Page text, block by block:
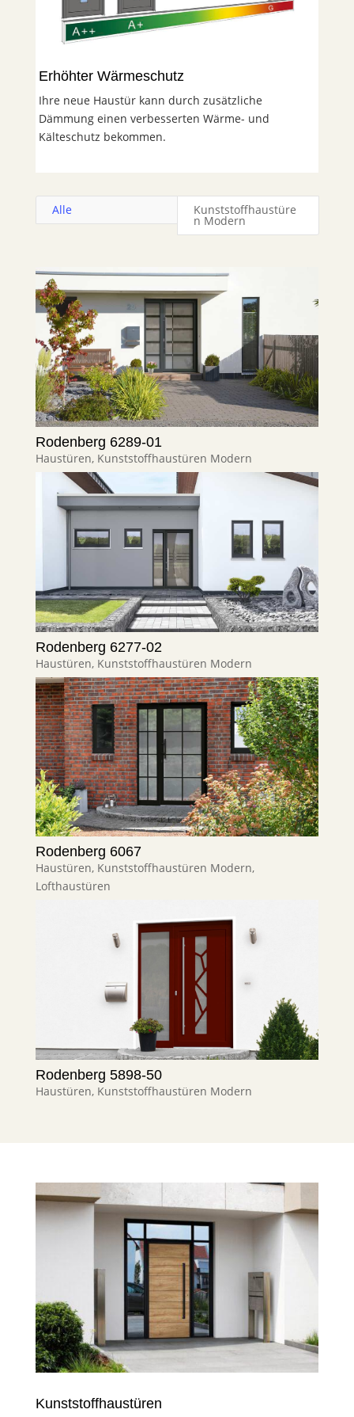
Erhöhter Wärmeschutz
Ihre neue Haustür kann durch zusätzliche
Dämmung einen verbesserten Wärme- und
Kälteschutz bekommen.
Alle Kunststoffhaustüre
n Modern
Rodenberg 6289-01
Haustüren, Kunststoffhaustüren Modern
Rodenberg 6277-02
Haustüren, Kunststoffhaustüren Modern
Rodenberg 6067
Haustüren, Kunststoffhaustüren Modern,
Lofthaustüren
Rodenberg 5898-50
Haustüren, Kunststoffhaustüren Modern
Kunststoffhaustüren